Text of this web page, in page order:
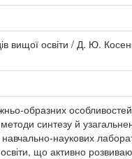
вищої освіти / Д. Ю.
образних
синтезу й
наукових
що активно